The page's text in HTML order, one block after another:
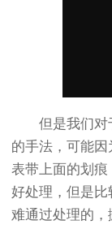
但是我们对于
的手法，可能
表带上面的划
好处理，但是
难通过处理的